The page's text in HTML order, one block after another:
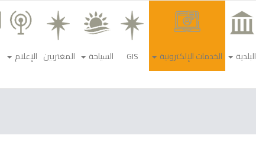
البلدية الخدمات الإلكترونية GIS السياحة المغتربين الإعلام